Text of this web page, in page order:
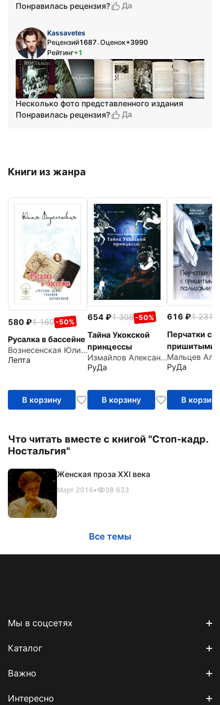
Понравилась рецензия?
Да
Kassavetes
Рецензий1687•Оценок+3990
Рейтинг+1
Несколько фото представленного издания
Понравилась рецензия?
Да
Книги из жанра
580 1 160 -50%
Русалка в бассейне
Вознесенская Юлия Николаевна
Лепта
В корзину
654 1 308 -50%
Тайна Укокской
принцессы
Измайлов Александр
РуДа
В корзину
616 1 231
Перчатки с
пришитыми
пальцами
РуДа
В корзину
Что читать вместе с книгой "Стоп-кадр.
Ностальгия"
Женская проза XXI века
Март 2016• 38 633
Все темы
Мы в соцсетях
Каталог
Важно
Интересно